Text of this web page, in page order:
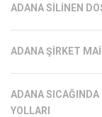
ADANA SILINEN
ADANA ŞIRKET
ADANA
YOLLARI